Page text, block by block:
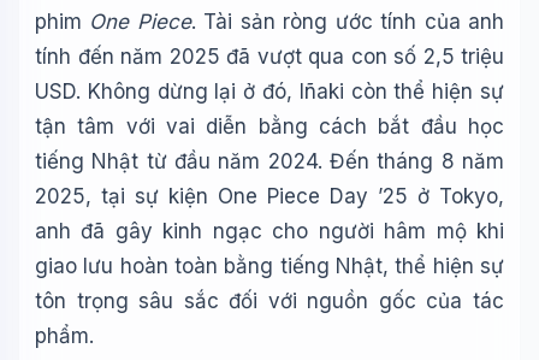
phim One Piece. Tài sản ròng ước tính của anh
tính đến năm 2025 đã vượt qua con số 2,5 triệu
USD. Không dừng lại ở đó, Iñaki còn thể hiện sự
tận tâm với vai diễn bằng cách bắt đầu học
tiếng Nhật từ đầu năm 2024. Đến tháng 8 năm
2025, tại sự kiện One Piece Day ’25 ở Tokyo,
anh đã gây kinh ngạc cho người hâm mộ khi
giao lưu hoàn toàn bằng tiếng Nhật, thể hiện sự
tôn trọng sâu sắc đối với nguồn gốc của tác
phẩm.